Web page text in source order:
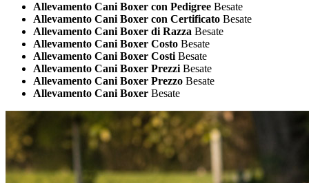
Allevamento Cani Boxer con Pedigree Besate
Allevamento Cani Boxer con Certificato Besate
Allevamento Cani Boxer di Razza Besate
Allevamento Cani Boxer Costo Besate
Allevamento Cani Boxer Costi Besate
Allevamento Cani Boxer Prezzi Besate
Allevamento Cani Boxer Prezzo Besate
Allevamento Cani Boxer Besate